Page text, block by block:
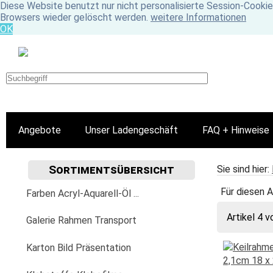
Diese Website benutzt nur nicht personalisierte Session-
Browsers wieder gelöscht werden. weitere Informationen
OK
Angebote Unser Ladengeschäft FAQ + Hinweise
Sortimentsübersicht
Farben Acryl-Aquarell-Öl ...
Acrylfarbe
Golden
Aquarellfarbe
Galerie Rahmen Transport
Aufhängung Befestigung
Bilder-Wechselrahmen
Karton Bild Präsentation
Sie sind hier:
Für diesen
Artikel 4